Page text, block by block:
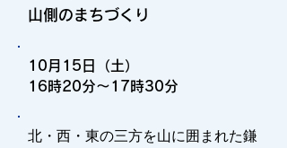
​山側のまちづくり
10月15日（土）
16時20分～17時30分
北・西・東の三方を山に囲まれた鎌